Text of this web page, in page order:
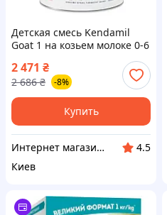
Детская смесь Kendamil
Goat 1 на козьем молоке 0-6
месяцев 800 г (92000098) —
Доступный
2 471 ₴
2 686 ₴ -8%
Купить
Интернет магазин "Домовичок"
4.5
Киев